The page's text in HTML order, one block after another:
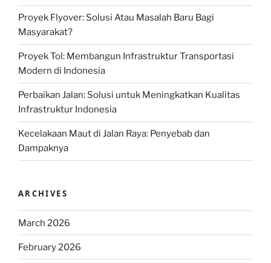
Proyek Flyover: Solusi Atau Masalah Baru Bagi
Masyarakat?
Proyek Tol: Membangun Infrastruktur Transportasi
Modern di Indonesia
Perbaikan Jalan: Solusi untuk Meningkatkan Kualitas
Infrastruktur Indonesia
Kecelakaan Maut di Jalan Raya: Penyebab dan
Dampaknya
ARCHIVES
March 2026
February 2026